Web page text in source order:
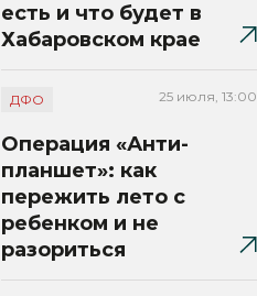
есть и что будет в
Хабаровском крае
ДФО 25 июля, 13:00
Операция «Анти-
планшет»: как
пережить лето с
ребенком и не
разориться